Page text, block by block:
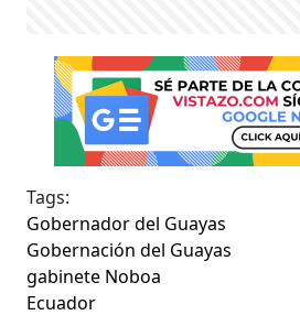
Tags:
Gobernador del Guayas
Gobernación del Guayas
gabinete Noboa
Ecuador